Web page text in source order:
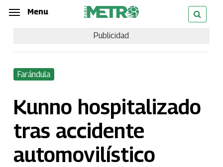
Skip
content
Menu
Publicidad
Farándula
Kunno hospitalizado
tras accidente
automovilístico
Menu